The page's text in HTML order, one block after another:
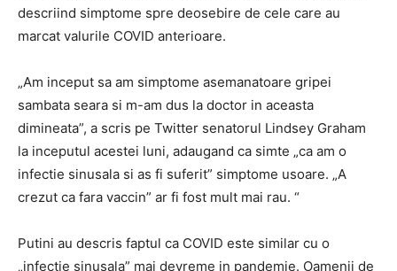
descriind simptome spre deosebire de cele care au
marcat valurile COVID anterioare.
„Am inceput sa am simptome asemanatoare gripei
sambata seara si m-am dus la doctor in aceasta
dimineata”, a scris pe Twitter senatorul Lindsey Graham
la inceputul acestei luni, adaugand ca simte „ca am o
infectie sinusala si as fi suferit” simptome usoare. „A
crezut ca fara vaccin” ar fi fost mult mai rau. “
Putini au descris faptul ca COVID este similar cu o
„infectie sinusala” mai devreme in pandemie. Oamenii de